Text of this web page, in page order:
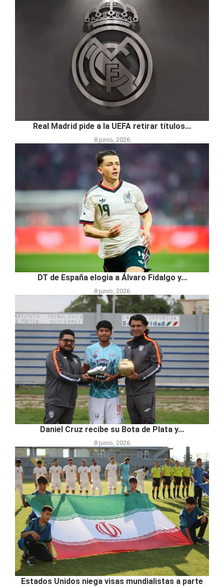
Real Madrid pide a la UEFA retirar títulos...
8 junio, 2026
DT de España elogia a Álvaro Fidalgo y...
8 junio, 2026
Daniel Cruz recibe su Bota de Plata y...
8 junio, 2026
Estados Unidos niega visas mundialistas a parte